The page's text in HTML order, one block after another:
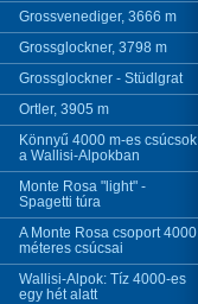
Grossvenediger, 3666 m
Grossglockner, 3798 m
Grossglockner - Stüdlgrat
Ortler, 3905 m
Könnyű 4000 m-es csúcsok
a Wallisi-Alpokban
Monte Rosa "light" -
Spagetti túra
A Monte Rosa csoport 4000
méteres csúcsai
Wallisi-Alpok: Tíz 4000-es
egy hét alatt